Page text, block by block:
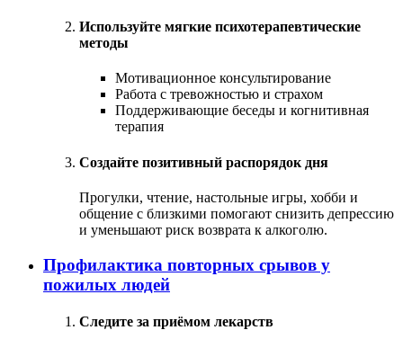
Используйте мягкие психотерапевтические
методы
Мотивационное консультирование
Работа с тревожностью и страхом
Поддерживающие беседы и когнитивная
терапия
Создайте позитивный распорядок дня
Прогулки, чтение, настольные игры, хобби и
общение с близкими помогают снизить депрессию
и уменьшают риск возврата к алкоголю.
Профилактика повторных срывов у
пожилых людей
Следите за приёмом лекарств